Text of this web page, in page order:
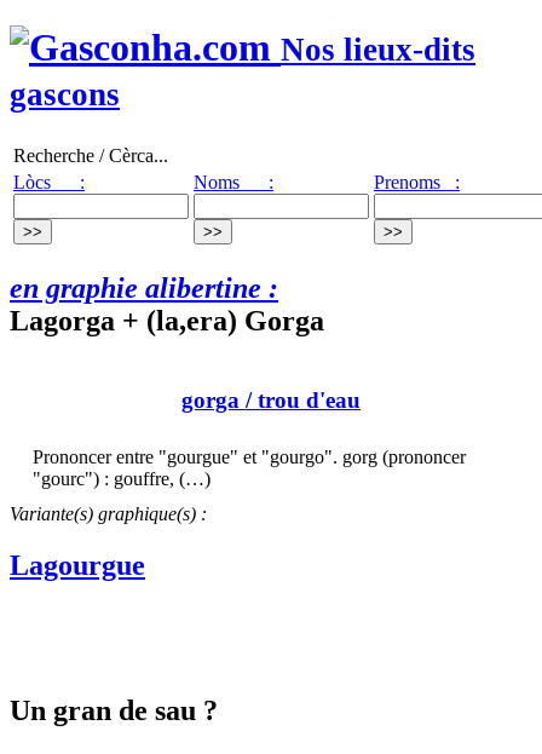
Nos lieux-dits
gascons
Recherche / Cèrca...
Lòcs :
Noms : Prenoms :
en graphie alibertine :
Lagorga + (la,era) Gorga
gorga / trou d'eau
Prononcer entre "gourgue" et "gourgo". gorg (prononcer
"gourc") : gouffre, (…)
Variante(s) graphique(s) :
Lagourgue
Un gran de sau ?